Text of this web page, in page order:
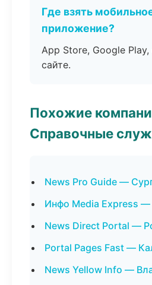
Где взять
приложение?
App Store, Google Play,
сайте.
Похожие
Справочные
News Pro Guide —
Инфо Media Express
News Direct Portal —
Portal Pages Fast —
News Yellow Info —